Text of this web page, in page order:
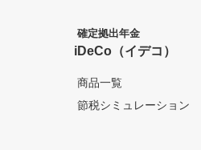
確定拠出年金
iDeCo（イデコ）
商品一覧
節税シミュレーション